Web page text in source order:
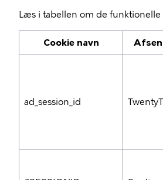
Læs i tabellen om de funktionelle
Cookie navn
ad_session_id